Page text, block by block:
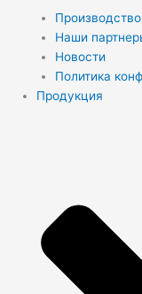
Производство
Наши
Новости
Политика
Продукция